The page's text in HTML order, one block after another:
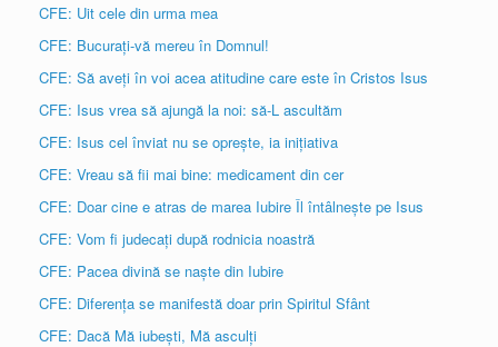
CFE: Uit cele din urma mea
CFE: Bucurați-vă mereu în Domnul!
CFE: Să aveți în voi acea atitudine care este în Cristos Isus
CFE: Isus vrea să ajungă la noi: să-L ascultăm
CFE: Isus cel înviat nu se oprește, ia inițiativa
CFE: Vreau să fii mai bine: medicament din cer
CFE: Doar cine e atras de marea Iubire Îl întâlnește pe Isus
CFE: Vom fi judecați după rodnicia noastră
CFE: Pacea divină se naște din Iubire
CFE: Diferența se manifestă doar prin Spiritul Sfânt
CFE: Dacă Mă iubești, Mă asculți